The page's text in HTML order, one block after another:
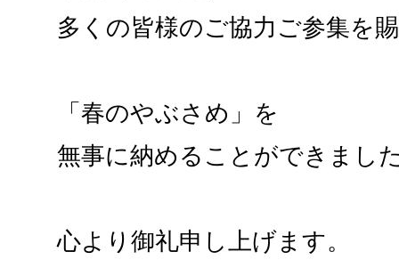
多くの皆様のご協力ご参集を
「春のやぶさめ」を
無事に納めることができまし
心より御礼申し上げます。